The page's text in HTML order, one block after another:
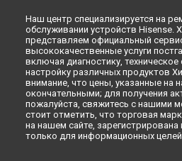
Наш центр специализируется на
обслуживании устройств Hisense.
представляем официальный
высококачественные услуги
включая диагностику,
настройку различных продуктов
внимание, что цены, указанные на
окончательными; для получения
пожалуйста, свяжитесь с нашими
стоит отметить, что торговая
на нашем сайте, зарегистрирована
только для информационных целей.